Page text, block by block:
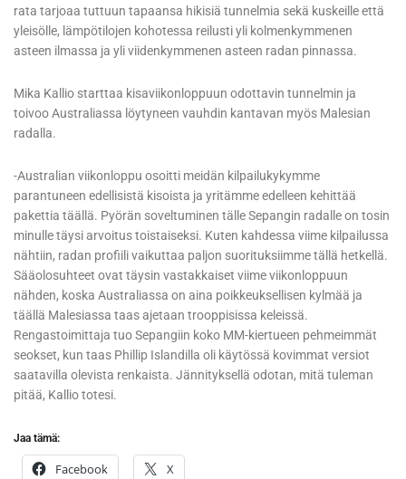
rata tarjoaa tuttuun tapaansa hikisiä tunnelmia sekä kuskeille että
yleisölle, lämpötilojen kohotessa reilusti yli kolmenkymmenen
asteen ilmassa ja yli viidenkymmenen asteen radan pinnassa.
Mika Kallio starttaa kisaviikonloppuun odottavin tunnelmin ja
toivoo Australiassa löytyneen vauhdin kantavan myös Malesian
radalla.
-Australian viikonloppu osoitti meidän kilpailukykymme
parantuneen edellisistä kisoista ja yritämme edelleen kehittää
pakettia täällä. Pyörän soveltuminen tälle Sepangin radalle on tosin
minulle täysi arvoitus toistaiseksi. Kuten kahdessa viime kilpailussa
nähtiin, radan profiili vaikuttaa paljon suorituksiimme tällä hetkellä.
Sääolosuhteet ovat täysin vastakkaiset viime viikonloppuun
nähden, koska Australiassa on aina poikkeuksellisen kylmää ja
täällä Malesiassa taas ajetaan trooppisissa keleissä.
Rengastoimittaja tuo Sepangiin koko MM-kiertueen pehmeimmät
seokset, kun taas Phillip Islandilla oli käytössä kovimmat versiot
saatavilla olevista renkaista. Jännityksellä odotan, mitä tuleman
pitää, Kallio totesi.
Jaa tämä:
Facebook X